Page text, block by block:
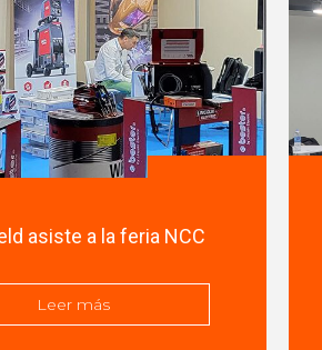
asiste a la feria NCC
Leer más